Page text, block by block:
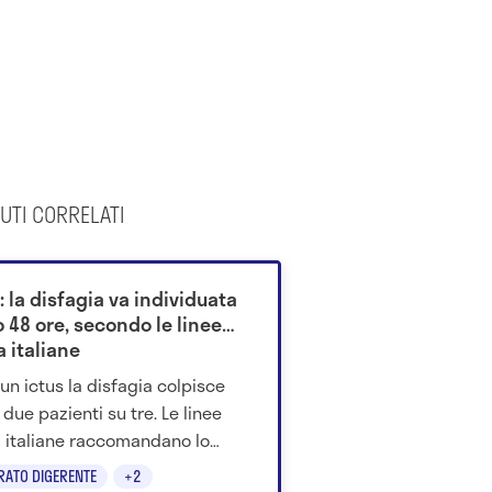
CORRELATI
DIGERENTE +2
la disfagia va individuata
48 ore, secondo le linee
italiane
ictus la disfagia colpisce
pazienti su tre. Le linee
raccomandano lo
della deglutizione entro